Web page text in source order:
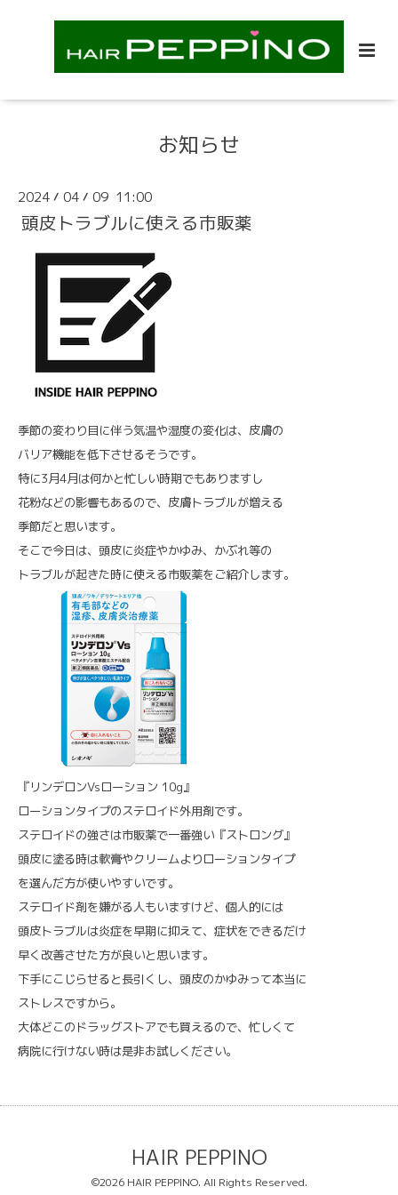
お知らせ
2024 / 04 / 09 11:00
頭皮トラブルに使える市販薬
季節の変わり目に伴う気温や湿度の変化は、皮膚の
バリア機能を低下させるそうです。
特に3月4月は何かと忙しい時期でもありますし
花粉などの影響もあるので、皮膚トラブルが増える
季節だと思います。
そこで今日は、頭皮に炎症やかゆみ、かぶれ等の
トラブルが起きた時に使える市販薬をご紹介します。
『リンデロンVsローション 10g』
ローションタイプのステロイド外用剤です。
ステロイドの強さは市販薬で一番強い『ストロング』
頭皮に塗る時は軟膏やクリームよりローションタイプ
を選んだ方が使いやすいです。
ステロイド剤を嫌がる人もいますけど、個人的には
頭皮トラブルは炎症を早期に抑えて、症状をできるだけ
早く改善させた方が良いと思います。
下手にこじらせると長引くし、頭皮のかゆみって本当に
ストレスですから。
大体どこのドラッグストアでも買えるので、忙しくて
病院に行けない時は是非お試しください。
HAIR PEPPINO
©2026 HAIR PEPPINO. All Rights Reserved.